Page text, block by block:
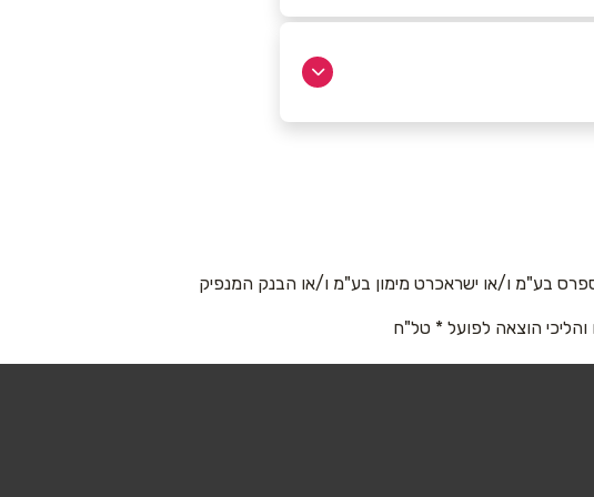
בע"מ ו/או ישראכרט מימון בע"מ ו/או הבנק המנפיק
והליכי הוצאה לפועל * טל"ח